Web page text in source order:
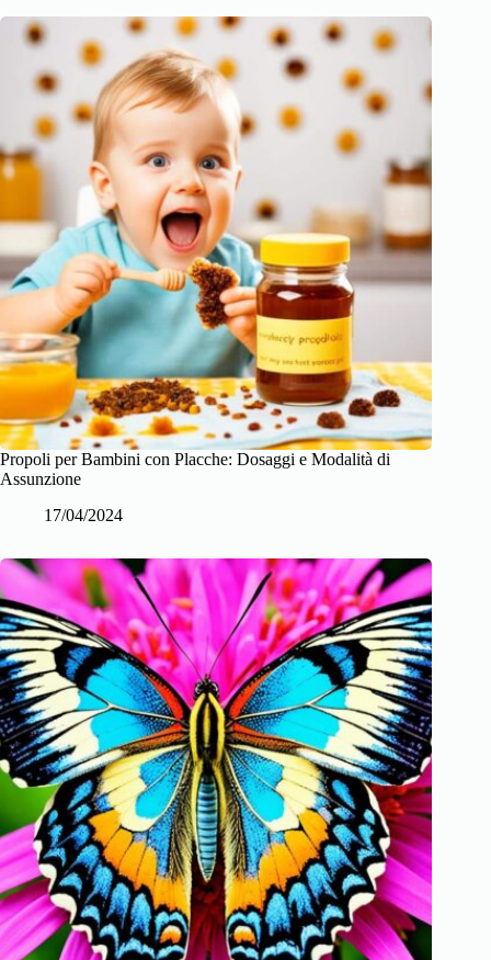
Propoli per Bambini con Placche: Dosaggi e Modalità di
Assunzione
17/04/2024